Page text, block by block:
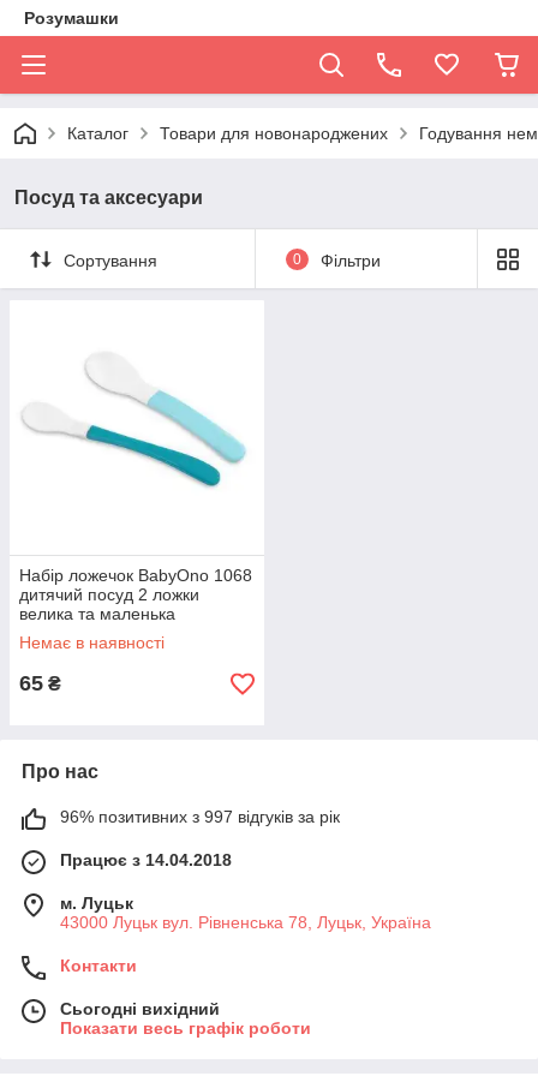
Розумашки
Каталог Товари для новонароджених Годування
Посуд та аксесуари
Сортування 0 Фільтри
Набір ложечок BabyOno 1068
дитячий посуд 2 ложки
велика та маленька
ергономічна форма
Немає в наявності
65 ₴
Про нас
96% позитивних з 997 відгуків за рік
Працює з 14.04.2018
м. Луцьк
43000 Луцьк вул. Рівненська 78, Луцьк, Україна
Контакти
Сьогодні вихідний
Показати весь графік роботи